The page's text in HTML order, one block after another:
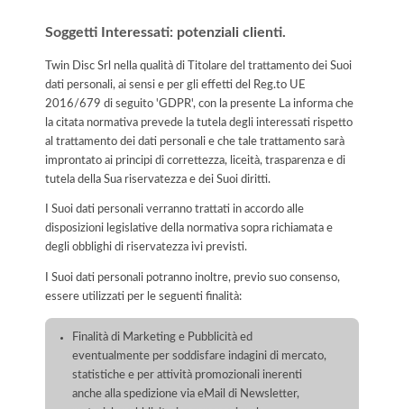
Soggetti Interessati: potenziali clienti.
Twin Disc Srl nella qualità di Titolare del trattamento dei Suoi
dati personali, ai sensi e per gli effetti del Reg.to UE
2016/679 di seguito 'GDPR', con la presente La informa che
la citata normativa prevede la tutela degli interessati rispetto
al trattamento dei dati personali e che tale trattamento sarà
improntato ai principi di correttezza, liceità, trasparenza e di
tutela della Sua riservatezza e dei Suoi diritti.
I Suoi dati personali verranno trattati in accordo alle
disposizioni legislative della normativa sopra richiamata e
degli obblighi di riservatezza ivi previsti.
I Suoi dati personali potranno inoltre, previo suo consenso,
essere utilizzati per le seguenti finalità:
Finalità di Marketing e Pubblicità ed
eventualmente per soddisfare indagini di mercato,
statistiche e per attività promozionali inerenti
anche alla spedizione via eMail di Newsletter,